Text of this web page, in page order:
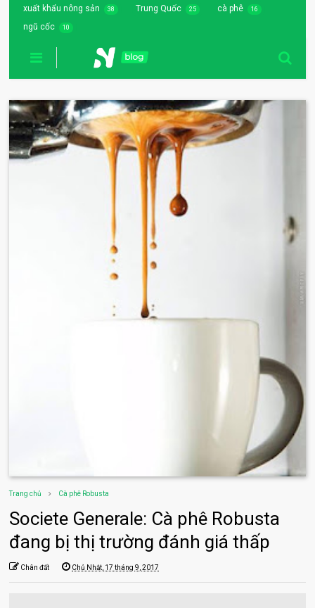
xuất khẩu nông sản 38 Trung Quốc 25 cà phê 16
ngũ cốc 10
Trang chủ Cà phê Robusta
Societe Generale: Cà phê Robusta
đang bị thị trường đánh giá thấp
Chân đất Chủ Nhật, 17 tháng 9, 2017